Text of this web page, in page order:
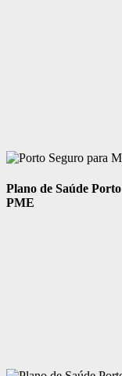
Plano de Saúde Porto
PME